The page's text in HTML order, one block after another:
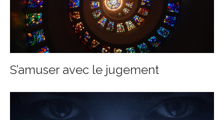
S’amuser avec le jugement